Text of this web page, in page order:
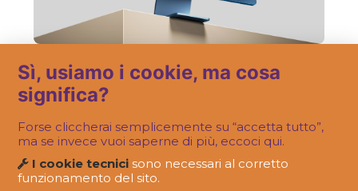
FATTO IN OLOJIN
Una nuova “casa” online per gli architetti
di Padova
Sì, usiamo i cookie, ma cosa
significa?
Forse cliccherai semplicemente su “accetta tutto”,
ma se invece vuoi saperne di più, eccoci qui.
I cookie tecnici sono necessari al corretto
funzionamento del sito.